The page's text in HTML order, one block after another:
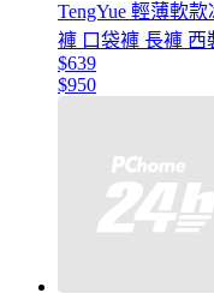
TengYue 輕薄軟
褲 口袋褲 長褲 西
$639
$950